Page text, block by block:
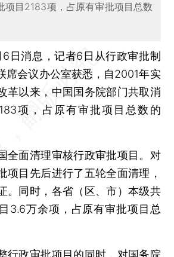
项目2183项，占原有审批项目总数
消息，记者6日从行政审批制
席会议办公室获悉，自2001年实
革以来，中国国务院部门共取消
项，占原有审批项目总数的
面清理审核行政审批项目。对
项目先后进行了五轮全面清理，
。同时，各省（区、市）本级共
3.6万余项，占原有审批项目总
政审批项目的同时，对国务院